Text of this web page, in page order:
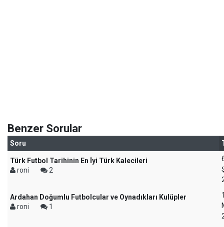
Benzer Sorular
Soru
Türk Futbol Tarihinin En İyi Türk Kalecileri
roni
2
Ardahan Doğumlu Futbolcular ve Oynadıkları Kulüpler
roni
1